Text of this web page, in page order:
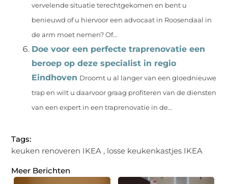
vervelende situatie terechtgekomen en bent u
benieuwd of u hiervoor een advocaat in Roosendaal in
de arm moet nemen? Of...
Doe voor een perfecte traprenovatie een
beroep op deze specialist in regio
Eindhoven Droomt u al langer van een gloednieuwe
trap en wilt u daarvoor graag profiteren van de diensten
van een expert in een traprenovatie in de...
Tags:
keuken renoveren IKEA , losse keukenkastjes IKEA
Meer Berichten